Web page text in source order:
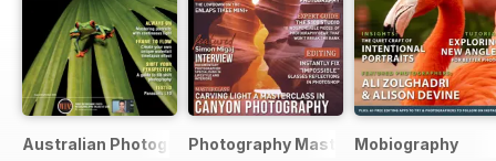
Australian PhotographyPhotography Masterclass Magazine
Mobiography